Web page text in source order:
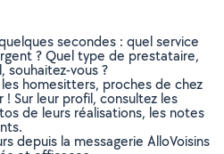
secondes : quel service
? Quel type de prestataire,
souhaitez-vous ?
homesitters, proches de chez
! Sur leur profil, consultez les
de leurs réalisations, les notes
depuis la messagerie AlloVoisins